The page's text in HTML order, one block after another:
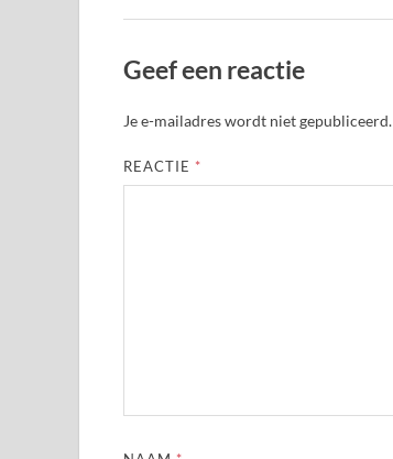
Geef een reactie
Je e-mailadres wordt niet gepubliceerd.
REACTIE *